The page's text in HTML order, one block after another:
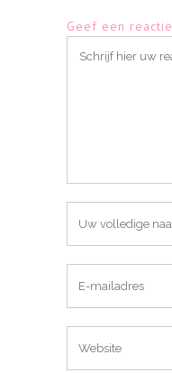
Geef een reactie